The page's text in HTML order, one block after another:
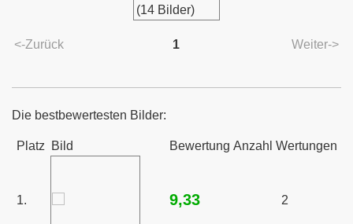
(14 Bilder)
<-Zurück 1 Weiter->
Die bestbewertesten Bilder:
Platz Bild Bewertung Anzahl Wertungen
1. 9,33 2